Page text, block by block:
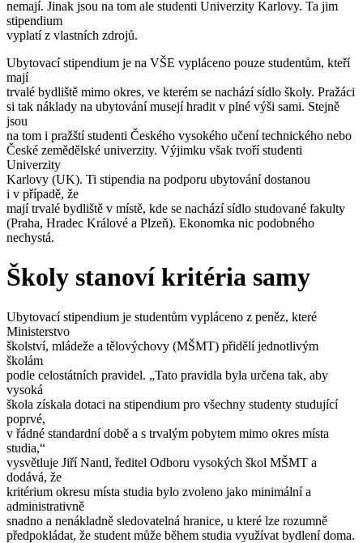
nemají. Jinak jsou na tom ale studenti Univerzity Karlovy. Ta jim
stipendium
vyplatí z vlastních zdrojů.
Ubytovací stipendium je na VŠE vypláceno pouze studentům, kteří
mají
trvalé bydliště mimo okres, ve kterém se nachází sídlo školy. Pražáci
si tak náklady na ubytování musejí hradit v plné výši sami. Stejně
jsou
na tom i pražští studenti Českého vysokého učení technického nebo
České zemědělské univerzity. Výjimku však tvoří studenti
Univerzity
Karlovy (UK). Ti stipendia na podporu ubytování dostanou
i v případě, že
mají trvalé bydliště v místě, kde se nachází sídlo studované fakulty
(Praha, Hradec Králové a Plzeň). Ekonomka nic podobného
nechystá.
Školy stanoví kritéria samy
Ubytovací stipendium je studentům vypláceno z peněz, které
Ministerstvo
školství, mládeže a tělovýchovy (MŠMT) přidělí jednotlivým
školám
podle celostátních pravidel. „Tato pravidla byla určena tak, aby
vysoká
škola získala dotaci na stipendium pro všechny studenty studující
poprvé,
v řádné standardní době a s trvalým pobytem mimo okres místa
studia,“
vysvětluje Jiří Nantl, ředitel Odboru vysokých škol MŠMT a
dodává, že
kritérium okresu místa studia bylo zvoleno jako minimální a
administrativně
snadno a nenákladně sledovatelná hranice, u které lze rozumně
předpokládat, že student může během studia využívat bydlení doma.